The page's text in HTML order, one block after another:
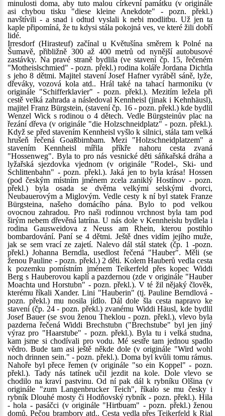
minulosti doma, aby tuto malou církevní památku (v originále
asi chybou tisku "diese kleine Anekdote" - pozn. překl.)
navštívili - a snad i odtud vyslali k nebi modlitbu. Už jen ta
kaple připomíná, že tu kdysi stála pokojná ves, ve které žili dobří
lidé.
Irresdorf (Hirasteuf) začínal u Květušína směrem k Polné na
Šumavě, přibližně 300 až 400 metrů od nynější autobusové
zastávky. Na pravé straně bydlila (ve stavení čp. 15, řečeném
"Motheislschmied" - pozn. překl.) rodina koláře Jordana Dichtla
s jeho 8 dětmi. Majitel stavení Josef Hafner vyráběl sáně, lyže,
dřeváky, vozová kola atd.. Hrál také na tahací harmoniku (v
originále "Schifferklavier" - pozn. překl.). Mezitím ležela při
cestě velká zahrada a následoval Kennheisl (jinak i Kehnhäusl),
majitel Franz Bürgstein, (stavení čp. 16 - pozn. překl.) kde bydlil
Wenzel Wick s rodinou o 4 dětech. Vedle Bürgsteinův plac na
řezání dřeva (v originále "die Holzschneidplatz" - pozn. překl.).
Když se před stavením Kennheisl vyšlo k silnici, stála tam velká
hrušeň řečená Goaßbirnbam. Mezi "Holzschneidplatzem" a
stavením Kennheisl mířila příkře nahoru cesta zvaná
"Hossenweg". Byla to pro nás vesnické děti sáňkařská dráha a
lyžařská sjezdovka vjednom (v originále "Rodel-, Ski- und
Schlittenbahn" - pozn. překl.). Jaká jen to byla krása! Hossen
(pod českým místním jménem zcela zaniklý Hostínov - pozn.
překl.) byla osada se dvěma velkými selskými dvorci,
Neubauerovým a Miglovým. Vedle cesty k ní byl statek Franze
Bürgsteina, našeho domácího pána. Bylo to pod velkou
ovocnou zahradou. Pro naši rodinnou vrchnost byla tam pod
širým nebem dřevěná latrína. U nás dole v Kennheislu bydlela i
rodina Gausweidova z Neuss am Rhein, kterou postihlo
bombardování. Paní se 4 dětmi. Ještě dnes vidím jejího muže,
jak se sem vrací ze zajetí. Nalevo dál stál statek (čp. 1 -pozn.
překl.) Johanna Berndla, usedlost řečená "Hauber". Měli (se
ženou Pauline - pozn. překl.) 2 děti. Kolem Hauberů vedla cesta
k pozemku pomístním jménem Teikerfeld přes kopec Widdi
Berg s Hauberovou kaplí a pazdernou (zde v originále "Hauber
Moachta und Horstubn" - pozn. překl.). V té žil nějaký člověk,
kterému říkali Xander. Lini "Hauberin" (tj. Pauline Berndlová -
pozn. překl.) mu nosila jídlo. Dál dole šla cesta napravo ke
stavení (čp. 24 - pozn. překl.) zvanému Widdi Häusl, kde bydlil
Josef Bauer (se svou ženou Theklou - pozn. překl.), vlevo byla
pazderna řečená Widdi Brechstubn ("Brechstube" byl jen jiný
výraz pro "Haarstube" - pozn. překl.). Byla tu i velká studna,
kam jsme si chodívali pro vodu. Mé sestře tam jednou spadlo
vědro. Bude tam asi ještě někde dole (v originále "Wird wohl
noch drinnen sein." - pozn. překl.). Doma byl kvůli tomu rámus.
Nahoře byl přece řemen (v originále "so ein Koppel" - pozn.
překl.). Tady nás tatínek učil jezdit na kole. Dole vlevo se
chodilo na kraví pastvinu. Od ní pak dál k rybníku Olšina (v
originále "zum Langenbrucker Teich", říkalo se mu česky i
rybník Dlouhé mosty či Hodňovský rybník - pozn. překl.). Hila
- hola - pasáčci (v originále "Hirtbuam" - pozn. překl.) ženou
domů. Pečou brambory atd.. Cesta vedla přes Teikerfeld k Rial